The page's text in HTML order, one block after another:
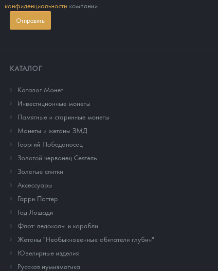
конфиденциальности компании.
Отправить
КАТАЛОГ
Каталог Монет
Инвестиционные монеты
Памятные и старинные монеты
Монеты и жетоны ЗМД
Георгий Победоносец
Золотой червонец Сеятель
Золотые слитки
Аксессуары
Гарри Поттер
Год Лошади
Флот: ледоколы и корабли
Жетоны "Необыкновенные обитатели глубин"
Ювелирные изделия
Русская нумизматика